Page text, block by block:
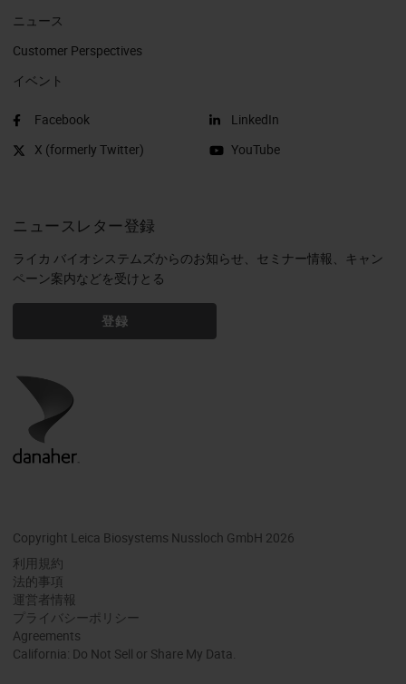
ニュース
Customer Perspectives​
イベント
Facebook
X (formerly Twitter)
LinkedIn
YouTube
ニュースレター登録
ライカ バイオシステムズからのお知らせ、セミナー情報、キャン
ペーン案内などを受けとる
登録
Copyright Leica Biosystems Nussloch GmbH 2026
利用規約
法的事項
運営者情報
プライバシーポリシー
Agreements
California: Do Not Sell or Share My Data.